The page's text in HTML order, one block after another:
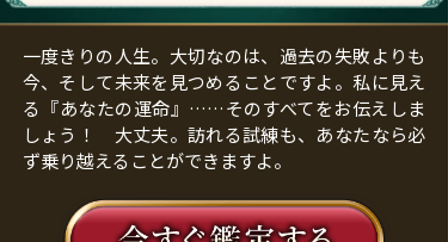
一度きりの人生。大切なのは、過去の失敗よりも
今、そして未来を見つめることですよ。私に見え
る『あなたの運命』……そのすべてをお伝えしま
しょう！ 大丈夫。訪れる試練も、あなたなら必
ず乗り越えることができますよ。